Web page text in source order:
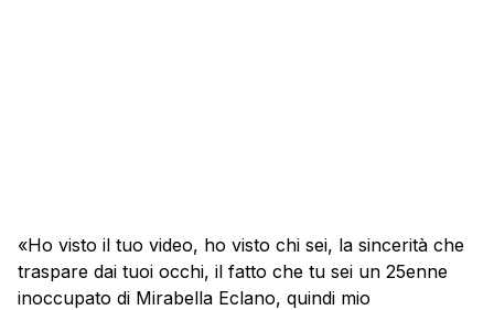
«Ho visto il tuo video, ho visto chi sei, la sincerità che
traspare dai tuoi occhi, il fatto che tu sei un 25enne
inoccupato di Mirabella Eclano, quindi mio